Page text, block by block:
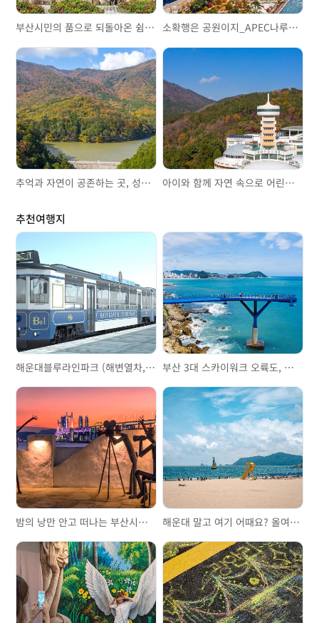
부산시민의 품으로 되돌아온 쉼터, 부산시민공원 소확행은 공원이지_APEC나루공원
추억과 자연이 공존하는 곳, 성지곡수원지 아이와 함께 자연 속으로 어린이대공원
추천여행지
해운대블루라인파크 (해변열차, 스카이캡슐) 부산 3대 스카이워크 오륙도, 송도, 청사포
밤의 낭만 안고 떠나는 부산시티투어버스 야경투어 브릿지 드라이브 해운대 말고 여기 어때요? 올여름 가볼 만한 부산 해수욕장 3곳